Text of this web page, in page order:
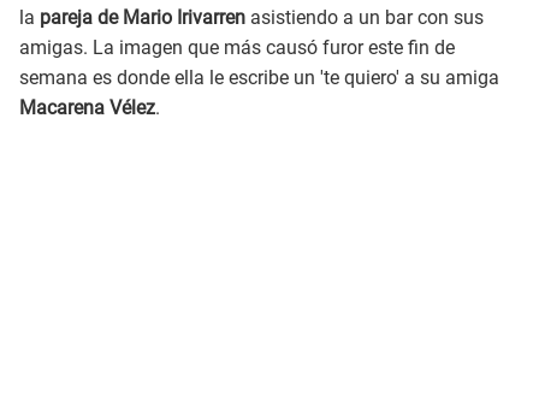
la pareja de Mario Irivarren asistiendo a un bar con sus
amigas. La imagen que más causó furor este fin de
semana es donde ella le escribe un 'te quiero' a su amiga
Macarena Vélez.